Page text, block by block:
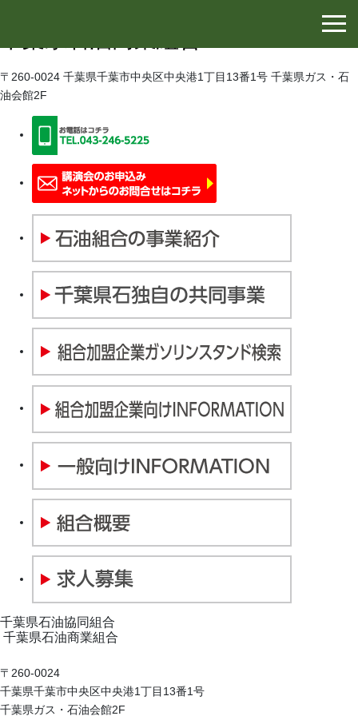
〒260-0024 千葉県千葉市中央区中央港1丁目13番1号 千葉県ガス・石
油会館2F
千葉県石油協同組合
千葉県石油商業組合
〒260-0024
千葉県千葉市中央区中央港1丁目13番1号
千葉県ガス・石油会館2F